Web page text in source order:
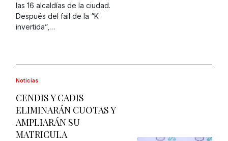
las 16 alcaldías de la ciudad.
Después del fail de la “K
invertida”,…
Noticias
CENDIS Y CADIS
ELIMINARÁN CUOTAS Y
AMPLIARÁN SU
MATRICULA